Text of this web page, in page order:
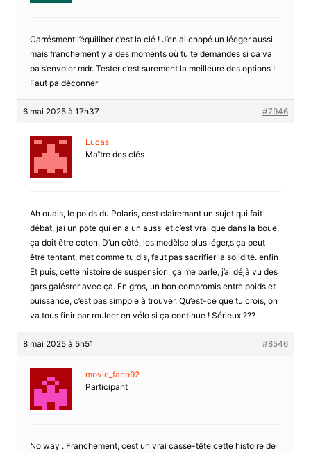
Carrésment l’équiliber c’est la clé ! J’en ai chopé un léeger aussi
mais franchement y a des moments où tu te demandes si ça va
pa s’envoler mdr. Tester c’est surement la meilleure des options !
Faut pa déconner
6 mai 2025 à 17h37 #7946
Lucas
Maître des clés
Ah ouais, le poids du Polaris, cest clairemant un sujet qui fait
débat. jai un pote qui en a un aussi et c’est vrai que dans la boue,
ça doit être coton. D’un côté, les modèlse plus léger,s ça peut
être tentant, met comme tu dis, faut pas sacrifier la solidité. enfin
Et puis, cette histoire de suspension, ça me parle, j’ai déjà vu des
gars galésrer avec ça. En gros, un bon compromis entre poids et
puissance, c’est pas simpple à trouver. Qu’est-ce que tu crois, on
va tous finir par rouleer en vélo si ça continue ! Sérieux ???
8 mai 2025 à 5h51 #8546
movie_fano92
Participant
No way . Franchement, cest un vrai casse-tête cette histoire de